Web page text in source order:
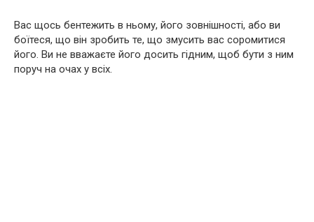
Вас щось бентежить в ньому, його зовнішності, або ви
боїтеся, що він зробить те, що змусить вас соромитися
його. Ви не вважаєте його досить гідним, щоб бути з ним
поруч на очах у всіх.